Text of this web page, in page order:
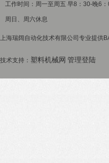
工作时间：周一至周五 早8：30-晚6：
周日、周六休息
上海瑞阔自动化技术有限公司专业提供
技术支持： 塑料机械网 管理登陆